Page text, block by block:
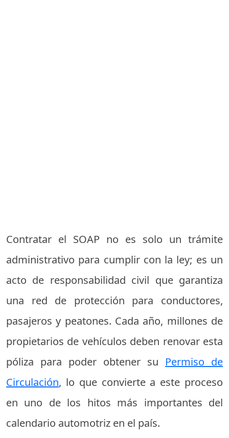
Contratar el SOAP no es solo un trámite
administrativo para cumplir con la ley; es un
acto de responsabilidad civil que garantiza
una red de protección para conductores,
pasajeros y peatones. Cada año, millones de
propietarios de vehículos deben renovar esta
póliza para poder obtener su Permiso de
Circulación, lo que convierte a este proceso
en uno de los hitos más importantes del
calendario automotriz en el país.